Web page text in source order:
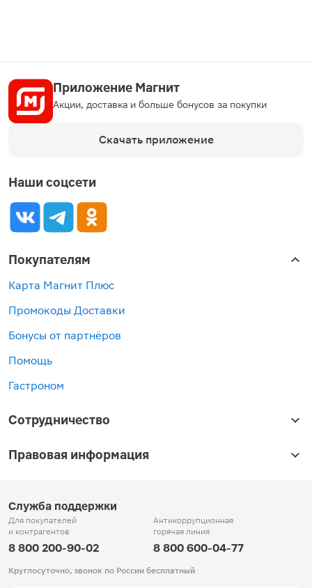
Приложение Магнит
Акции, доставка и больше бонусов за покупки
Скачать приложение
Наши соцсети
Покупателям
Карта Магнит Плюс
Промокоды Доставки
Бонусы от партнёров
Помощь
Гастроном
Сотрудничество
Правовая информация
Служба поддержки
Для покупателей
и контрагентов
8 800 200-90-02
Антикоррупционная
горячая линия
8 800 600-04-77
Круглосуточно, звонок по России бесплатный